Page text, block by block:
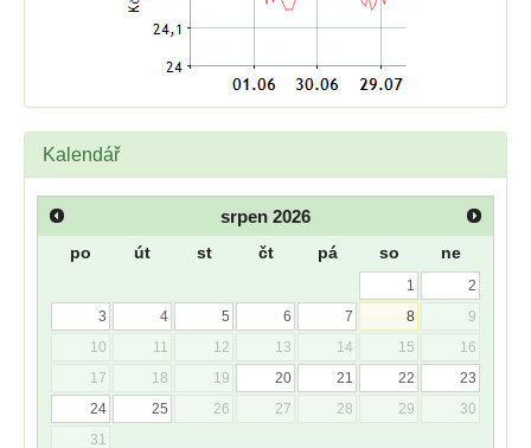
Kalendář
srpen 2026
po út st čt pá so ne
1
2
3
4 5 6 7 8
9
10
11 12 13 14 15
16
17
18 19 20 21 22
23
24
25 26 27 28 29
30
31